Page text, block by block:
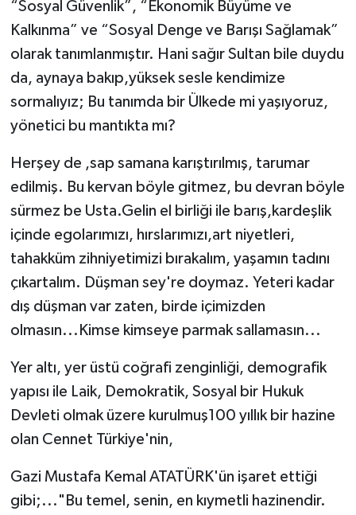
“Sosyal Güvenlik”, “Ekonomik Büyüme ve
Kalkınma” ve “Sosyal Denge ve Barışı Sağlamak”
olarak tanımlanmıştır. Hani sağır Sultan bile duydu
da, aynaya bakıp,yüksek sesle kendimize
sormalıyız; Bu tanımda bir Ülkede mi yaşıyoruz,
yönetici bu mantıkta mı?
Herşey de ,sap samana karıştırılmış, tarumar
edilmiş. Bu kervan böyle gitmez, bu devran böyle
sürmez be Usta.Gelin el birliği ile barış,kardeşlik
içinde egolarımızı, hırslarımızı,art niyetleri,
tahakküm zihniyetimizi bırakalım, yaşamın tadını
çıkartalım. Düşman sey're doymaz. Yeteri kadar
dış düşman var zaten, birde içimizden
olmasın...Kimse kimseye parmak sallamasın...
Yer altı, yer üstü coğrafi zenginliği, demografik
yapısı ile Laik, Demokratik, Sosyal bir Hukuk
Devleti olmak üzere kurulmuş100 yıllık bir hazine
olan Cennet Türkiye'nin,
Gazi Mustafa Kemal ATATÜRK'ün işaret ettiği
gibi;..."Bu temel, senin, en kıymetli hazinendir.